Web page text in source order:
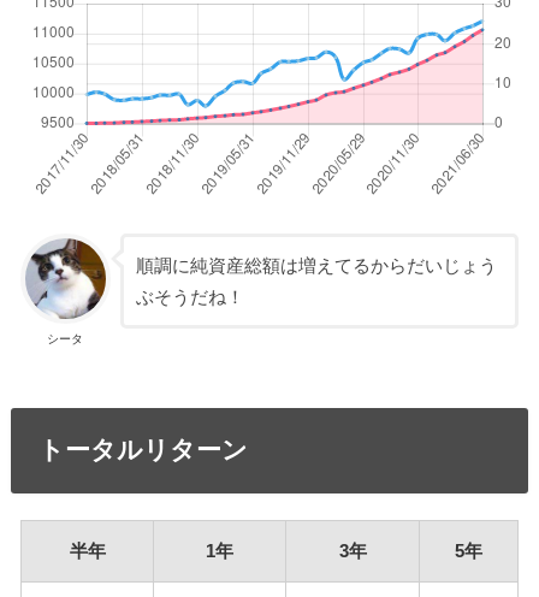
シータ
順調に純資産総額は増えてるからだいじょう
ぶそうだね！
トータルリターン
半年 1年 3年 5年